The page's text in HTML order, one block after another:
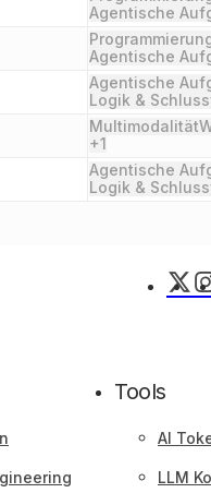
Agentische
Agentische
Agentische
Logik &
Multimodalität
+1
Agentische
Logik &
X
Tools
AI
LLM